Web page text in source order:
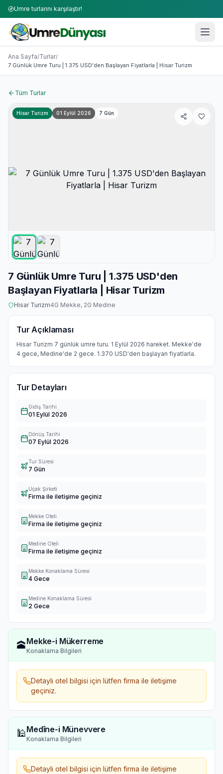
Umre turlarını karşılaştır!
Umre Turları 2026-2027 | 50+ Firma Karşılaştırması
7 Günlük Umre Turu | 1.375 USD'den Başlayan Fiyatlarla |
Ana Sayfa/Turlar/
7 Günlük Umre Turu | 1.375 USD'den Başlayan Fiyatlarla | Hisar Turizm
Tüm Turlar
Hisar Turizm 01 Eylül 2026 7 Gün
7 Günlük Umre Turu | 1.375 USD'den
Başlayan Fiyatlarla | Hisar Turizm
Hisar Turizm4G Mekke, 2G Medine
Tur Açıklaması
Hisar Turizm 7 günlük umre turu. 1 Eylül 2026 hareket. Mekke'de
4 gece, Medine'de 2 gece. 1.370 USD'den başlayan fiyatlarla.
Tur Detayları
Gidiş Tarihi
01 Eylül 2026
Dönüş Tarihi
07 Eylül 2026
Tur Süresi
7 Gün
Uçak Şirketi
Firma ile iletişime geçiniz
Mekke Oteli
Firma ile iletişime geçiniz
Medine Oteli
Firma ile iletişime geçiniz
Mekke Konaklama Süresi
4 Gece
Medine Konaklama Süresi
2 Gece
🕋Mekke-i Mükerreme
Konaklama Bilgileri
Detaylı otel bilgisi için lütfen firma ile iletişime
geçiniz.
🕌Medîne-i Münevvere
Konaklama Bilgileri
Detaylı otel bilgisi için lütfen firma ile iletişime